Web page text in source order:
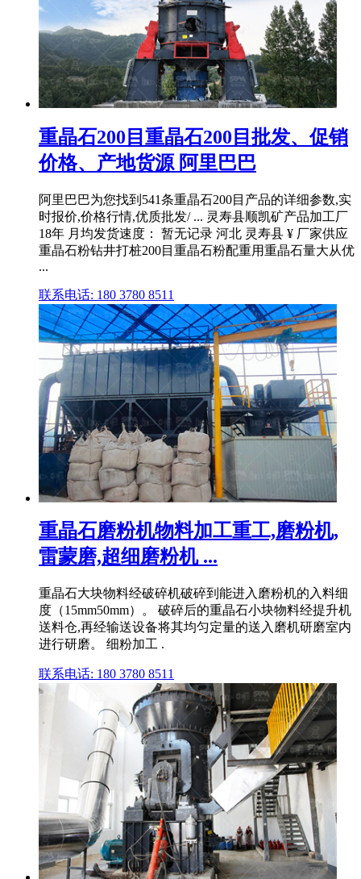
重晶石200目重晶石200目批发、促销
价格、产地货源 阿里巴巴
阿里巴巴为您找到541条重晶石200目产品的详细参数,实
时报价,价格行情,优质批发/ ... 灵寿县顺凯矿产品加工厂
18年 月均发货速度： 暂无记录 河北 灵寿县 ¥ 厂家供应
重晶石粉钻井打桩200目重晶石粉配重用重晶石量大从优
...
联系电话: 180 3780 8511
重晶石磨粉机物料加工重工,磨粉机,
雷蒙磨,超细磨粉机 ...
重晶石大块物料经破碎机破碎到能进入磨粉机的入料细
度（15mm50mm）。 破碎后的重晶石小块物料经提升机
送料仓,再经输送设备将其均匀定量的送入磨机研磨室内
进行研磨。 细粉加工 .
联系电话: 180 3780 8511